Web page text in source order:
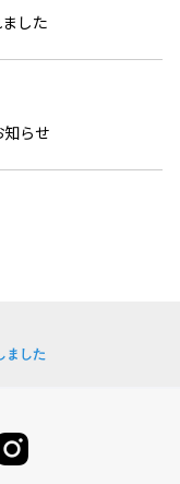
した
らせ
した